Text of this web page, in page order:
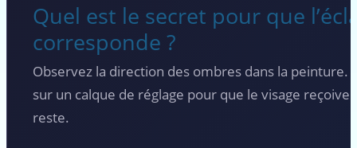
Quel est le secret pour que
corresponde ?
Observez la direction des ombres dans la peinture.
sur un calque de réglage pour que le visage
reste.